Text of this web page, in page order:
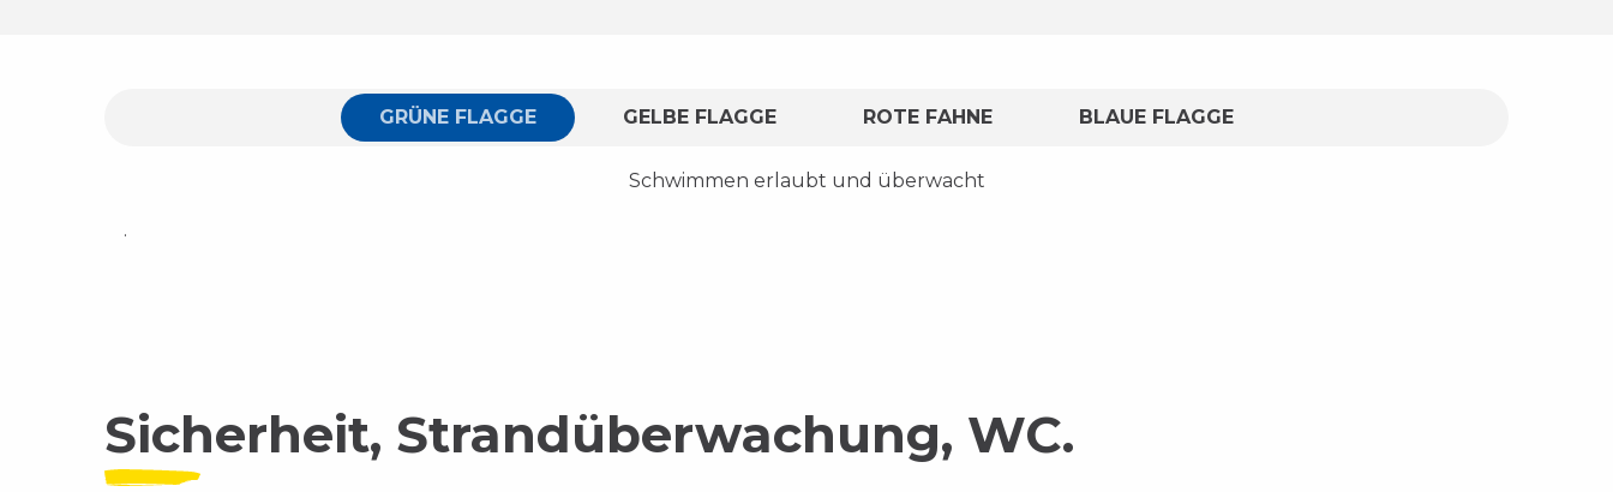
GRÜNE FLAGGE GELBE FLAGGE ROTE FAHNE BLAUE FLAGGE
Schwimmen erlaubt und überwacht
.
Sicherheit, Strandüberwachung, WC.